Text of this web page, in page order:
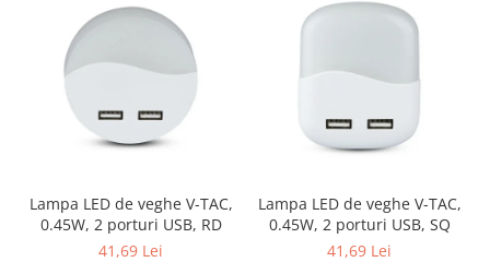
Lampa LED de veghe V-TAC,
0.45W, 2 porturi USB, RD
41,69 Lei
Lampa LED de veghe V-TAC,
0.45W, 2 porturi USB, SQ
41,69 Lei